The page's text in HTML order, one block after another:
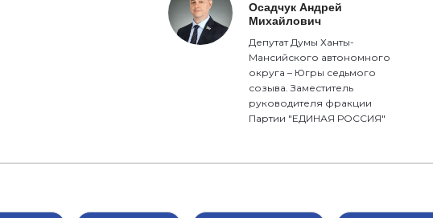
Осадчук Андрей
Михайлович
Депутат Думы Ханты-
Мансийского автономного
округа – Югры седьмого
созыва. Заместитель
руководителя фракции
Партии "ЕДИНАЯ РОССИЯ"